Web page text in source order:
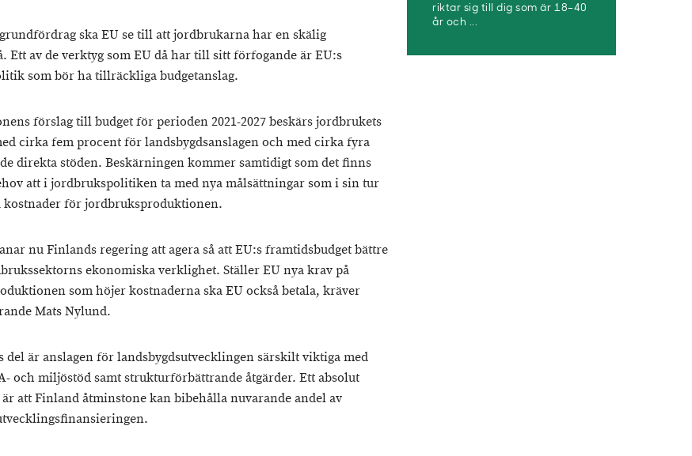
ska EU se till att jordbrukarna har en skälig
Ett av de verktyg som EU då har till sitt förfogande är EU:s
som bör ha tillräckliga budgetanslag.
förslag till budget för perioden 2021-2027 beskärs jordbrukets
cirka fem procent för landsbygdsanslagen och med cirka fyra
direkta stöden. Beskärningen kommer samtidigt som det finns
att i jordbrukspolitiken ta med nya målsättningar som i sin tur
kostnader för jordbruksproduktionen.
nu Finlands regering att agera så att EU:s framtidsbudget bättre
ekonomiska verklighet. Ställer EU nya krav på
som höjer kostnaderna ska EU också betala, kräver
Mats Nylund.
del är anslagen för landsbygdsutvecklingen särskilt viktiga med
och miljöstöd samt strukturförbättrande åtgärder. Ett absolut
att Finland åtminstone kan bibehålla nuvarande andel av
riktar sig till dig som är 18–40
år och ...